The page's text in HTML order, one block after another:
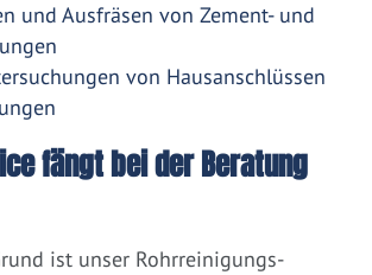
und Ausfräsen von Zement- und
von Hausanschlüssen
fängt bei der Beratung
ist unser Rohrreinigungs-